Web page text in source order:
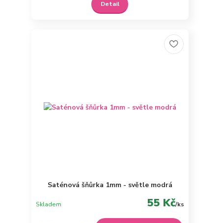
Detail
Saténová šňůrka 1mm - světle modrá
55 Kč/ks
Skladem